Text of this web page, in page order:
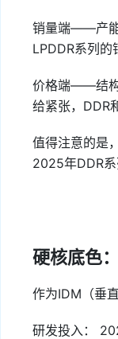
销量端——产能
LPDDR系列的
价格端——结构
给紧张，DDR
值得注意的是
2025年DDR
硬核底色
作为IDM（垂
研发投入：